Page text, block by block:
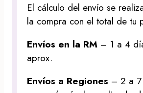
El cálculo del envío se
la compra con el total de tu
Envíos en la RM – 1 a 4
aprox.
Envíos a Regiones – 2 a 7